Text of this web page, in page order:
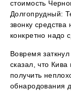
стоимость
Долгопрудный:
звонку средства
конкретно надо
Вовремя
сказал, что
получить
обнародования